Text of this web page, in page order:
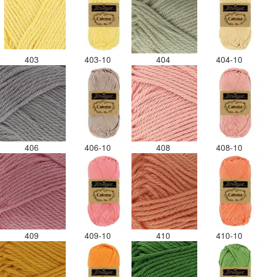
403 403-10 404 404-10
406 406-10 408 408-10
409 409-10 410 410-10